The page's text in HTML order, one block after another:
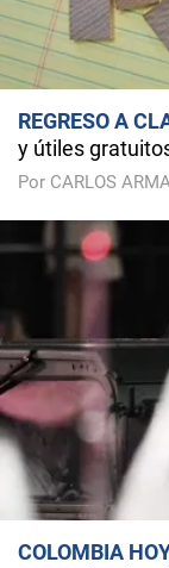
REGRESO A
y útiles
Por CARLOS
COLOMBIA HOY